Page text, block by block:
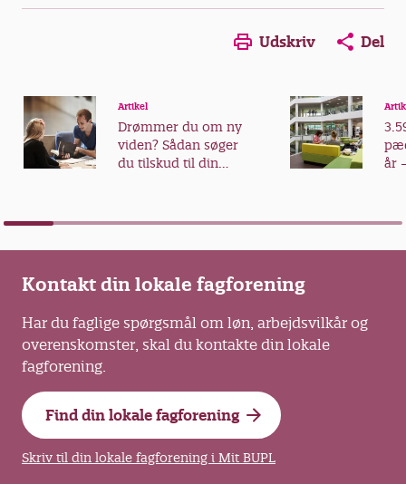
Udskriv Del
Artikel
Drømmer du om ny
viden? Sådan søger
du tilskud til din
år
Kontakt din lokale fagforening
Har du faglige spørgsmål om løn, arbejdsvilkår og
overenskomster, skal du kontakte din lokale
fagforening.
Find din lokale fagforening
Skriv til din lokale fagforening i Mit BUPL